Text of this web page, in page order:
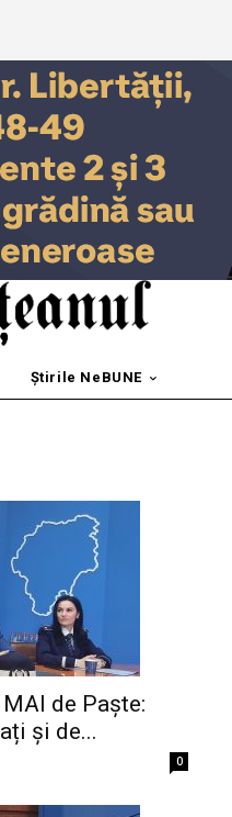
Știrile NeBUNE
de Paște:
și de...
0